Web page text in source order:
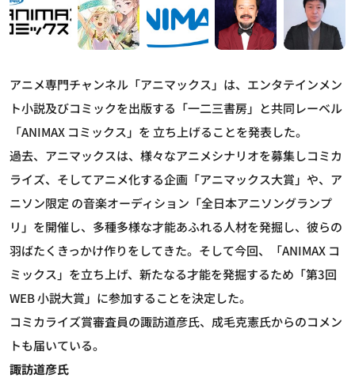
アニメ専門チャンネル「アニマックス」は、エンタテインメン
ト小説及びコミックを出版する「一二三書房」と共同レーベル
「ANIMAX コミックス」を 立ち上げることを発表した。
過去、アニマックスは、様々なアニメシナリオを募集しコミカ
ライズ、そしてアニメ化する企画「アニマックス大賞」や、ア
ニソン限定 の音楽オーディション「全日本アニソングランプ
リ」を開催し、多種多様な才能あふれる人材を発掘し、彼らの
羽ばたくきっかけ作りをしてきた。そして今回、「ANIMAX コ
ミックス」を立ち上げ、新たなる才能を発掘するため「第3回
WEB 小説大賞」に参加することを決定した。
コミカライズ賞審査員の諏訪道彦氏、成毛克憲氏からのコメン
トも届いている。
諏訪道彦氏